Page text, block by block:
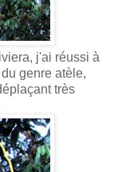
j'ai réussi à
genre atèle,
très